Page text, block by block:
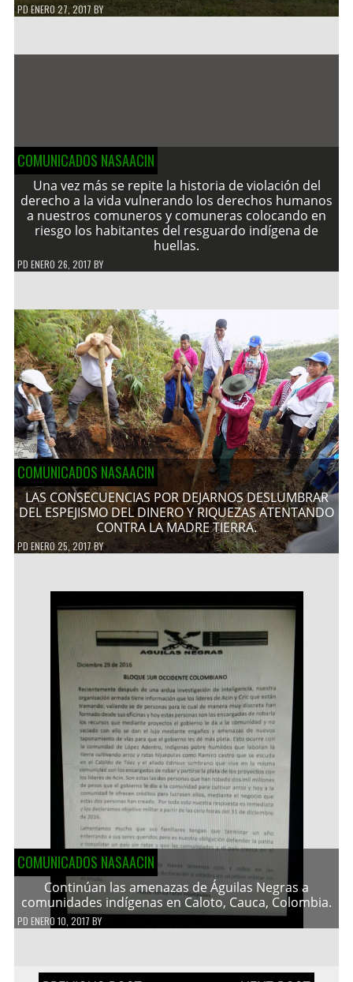
PDENERO 27, 2017 BY
COMUNICADOS NASAACIN
Una vez más se repite la historia de violación del
derecho a la vida vulnerando los derechos humanos
a nuestros comuneros y comuneras colocando en
riesgo los habitantes del resguardo indígena de
huellas.
PD ENERO 26, 2017 BY
COMUNICADOS NASAACIN
LAS CONSECUENCIAS POR DEJARNOS DESLUMBRAR
DEL ESPEJISMO DEL DINERO Y RIQUEZAS ATENTANDO
CONTRA LA MADRE TIERRA.
PDENERO 25, 2017BY
COMUNICADOS NASAACIN
Continúan las amenazas de Águilas Negras a
comunidades indígenas en Caloto, Cauca, Colombia.
PD ENERO 10, 2017 BY